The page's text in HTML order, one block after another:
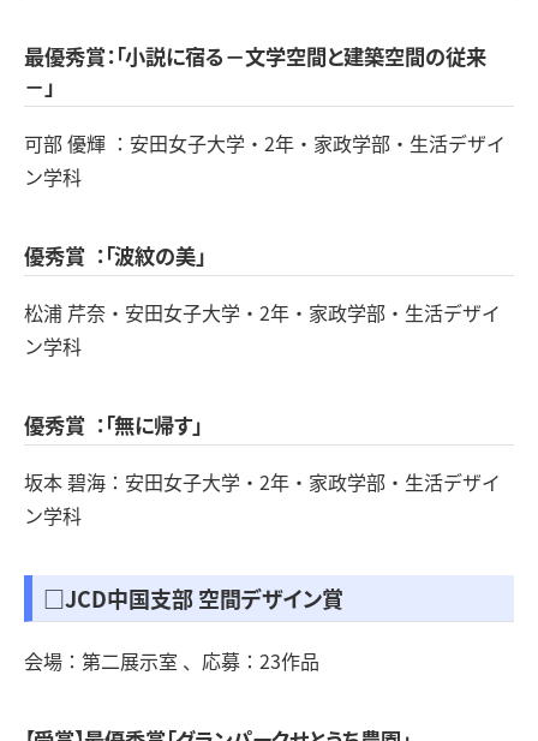
最優秀賞：「小説に宿る－文学空間と建築空間の従来
－」
可部 優輝 ：安田女子大学・2年・家政学部・生活デザイ
ン学科
優秀賞 ：「波紋の美」
松浦 芹奈・安田女子大学・2年・家政学部・生活デザイ
ン学科
優秀賞 ：「無に帰す」
坂本 碧海：安田女子大学・2年・家政学部・生活デザイ
ン学科
□JCD中国支部 空間デザイン賞
会場：第二展示室 、応募：23作品